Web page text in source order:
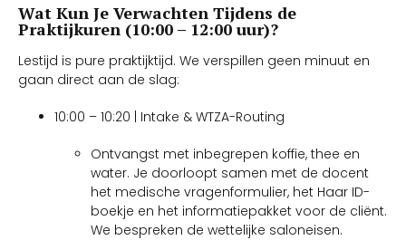
Wat Kun Je Verwachten Tijdens de
Praktijkuren (10:00 – 12:00 uur)?
Lestijd is pure praktijktijd. We verspillen geen minuut en
gaan direct aan de slag:
10:00 – 10:20 | Intake & WTZA-Routing
Ontvangst met inbegrepen koffie, thee en
water. Je doorloopt samen met de docent
het medische vragenformulier, het Haar ID-
boekje en het informatiepakket voor de cliënt.
We bespreken de wettelijke saloneisen.